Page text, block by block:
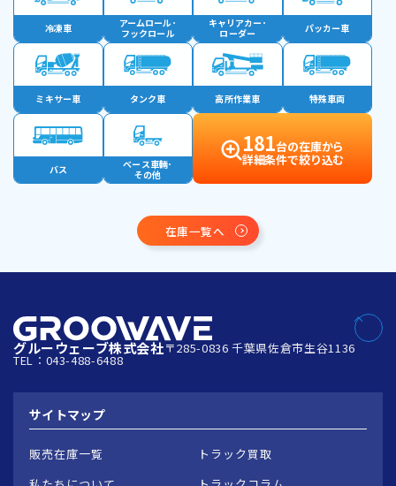
冷凍車
アームロール･
フックロール
キャリアカー･
ローダー
パッカー車
ミキサー車 タンク車 高所作業車 特殊車両
バス
ベース車輛･
その他
181台の在庫から
詳細条件で絞り込む
在庫一覧へ
グルーウェーブ株式会社〒285-0836 千葉県佐倉市生谷1136
TEL：043-488-6488
サイトマップ
販売在庫一覧
トラック買取